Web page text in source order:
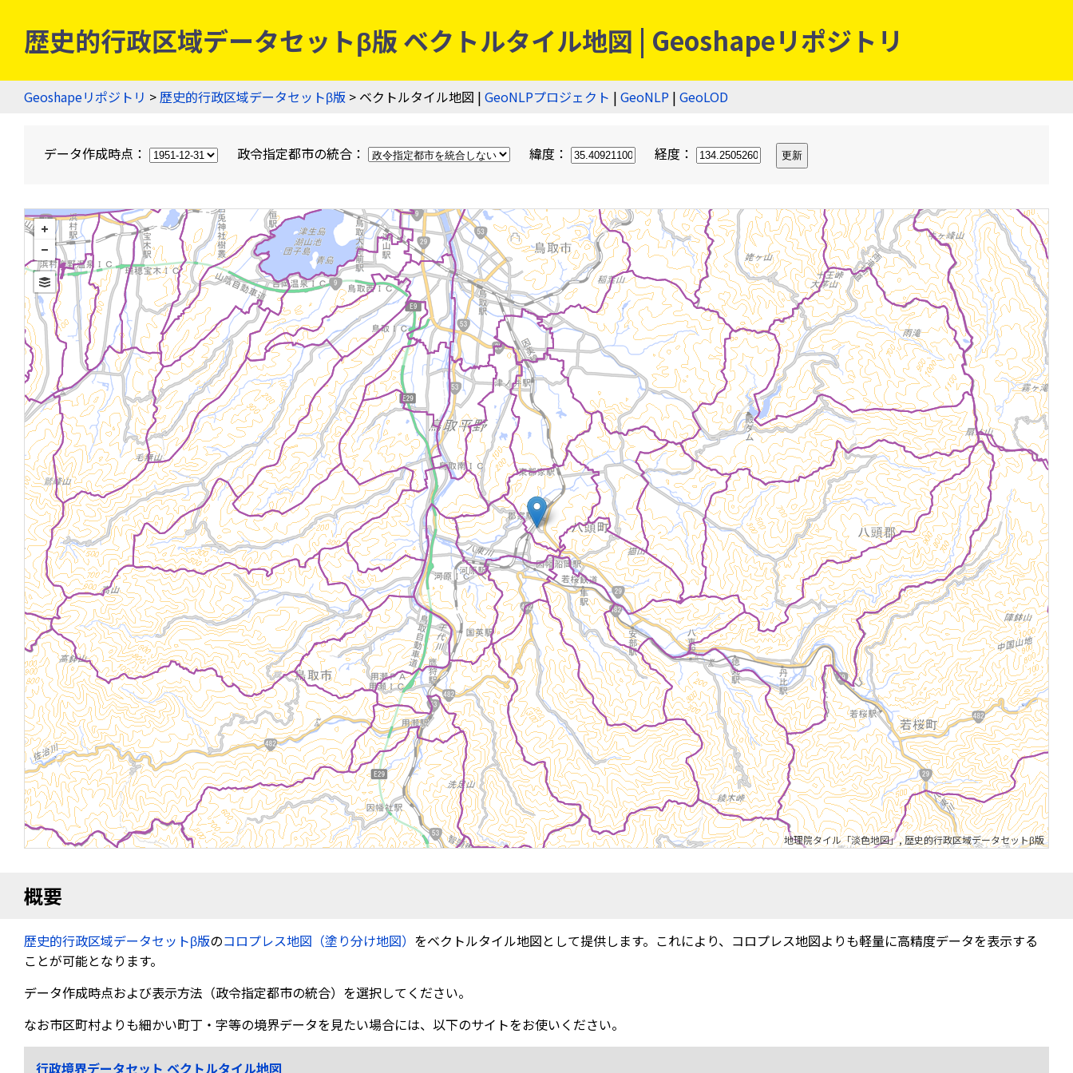
歴史的行政区域データセットβ版 ベクトルタイル地図 | Geoshapeリポジトリ
Geoshapeリポジトリ >歴史的行政区域データセットβ版 > ベクトルタイル地図 | GeoNLPプロジェクト | GeoNLP | GeoLOD
データ作成時点： 政令指定都市の統合： 緯度： 経度：
地理院タイル「淡色地図」,歴史的行政区域データセットβ版
概要
歴史的行政区域データセットβ版のコロプレス地図（塗り分け地図） をベクトルタイル地図として提供します。これにより、コロプレス地図よりも軽量に高精度データを表示する
ことが可能となります。
データ作成時点および表示方法（政令指定都市の統合）を選択してください。
なお市区町村よりも細かい町丁・字等の境界データを見たい場合には、以下のサイトをお使いください。
行政境界データセット ベクトルタイル地図